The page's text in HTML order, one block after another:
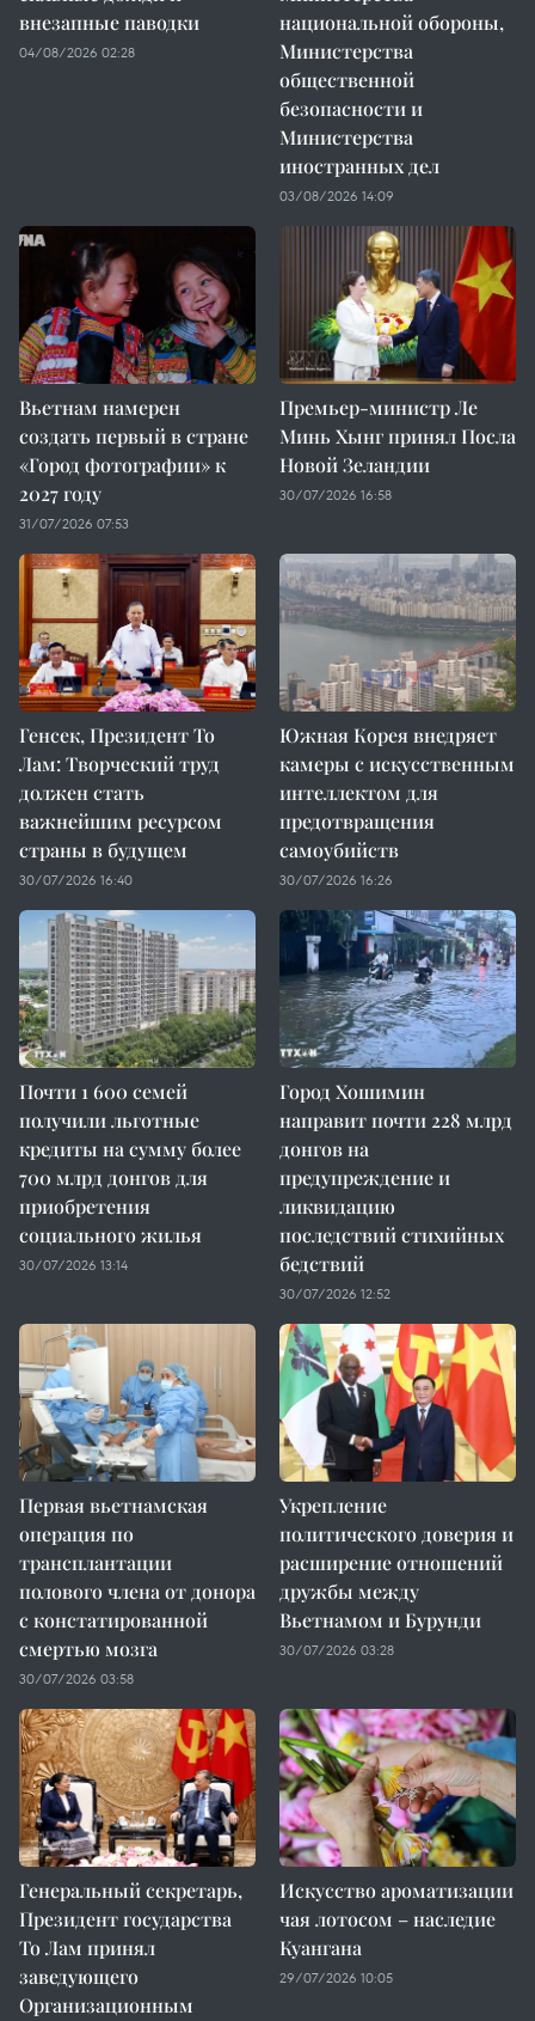
внезапные паводки
04/08/2026 02:28
национальной обороны,
Министерства
общественной
безопасности и
Министерства
иностранных дел
03/08/2026 14:09
Вьетнам намерен
создать первый в стране
«Город фотографии» к
2027 году
31/07/2026 07:53
Премьер-министр Ле
Минь Хынг принял Посла
Новой Зеландии
30/07/2026 16:58
Генсек, Президент То
Лам: Творческий труд
должен стать
важнейшим ресурсом
страны в будущем
30/07/2026 16:40
Южная Корея внедряет
камеры с искусственным
интеллектом для
предотвращения
самоубийств
30/07/2026 16:26
Почти 1 600 семей
получили льготные
кредиты на сумму более
700 млрд донгов для
приобретения
социального жилья
30/07/2026 13:14
Город Хошимин
направит почти 228 млрд
донгов на
предупреждение и
ликвидацию
последствий стихийных
бедствий
30/07/2026 12:52
Первая вьетнамская
операция по
трансплантации
полового члена от донора
с констатированной
смертью мозга
30/07/2026 03:58
Укрепление
политического доверия и
расширение отношений
дружбы между
Вьетнамом и Бурунди
30/07/2026 03:28
Генеральный секретарь,
Президент государства
То Лам принял
заведующего
Организационным
Искусство ароматизации
чая лотосом – наследие
Куангана
29/07/2026 10:05